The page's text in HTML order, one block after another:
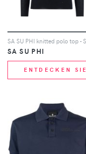
SA SU PHI
ENTDECKEN SIE